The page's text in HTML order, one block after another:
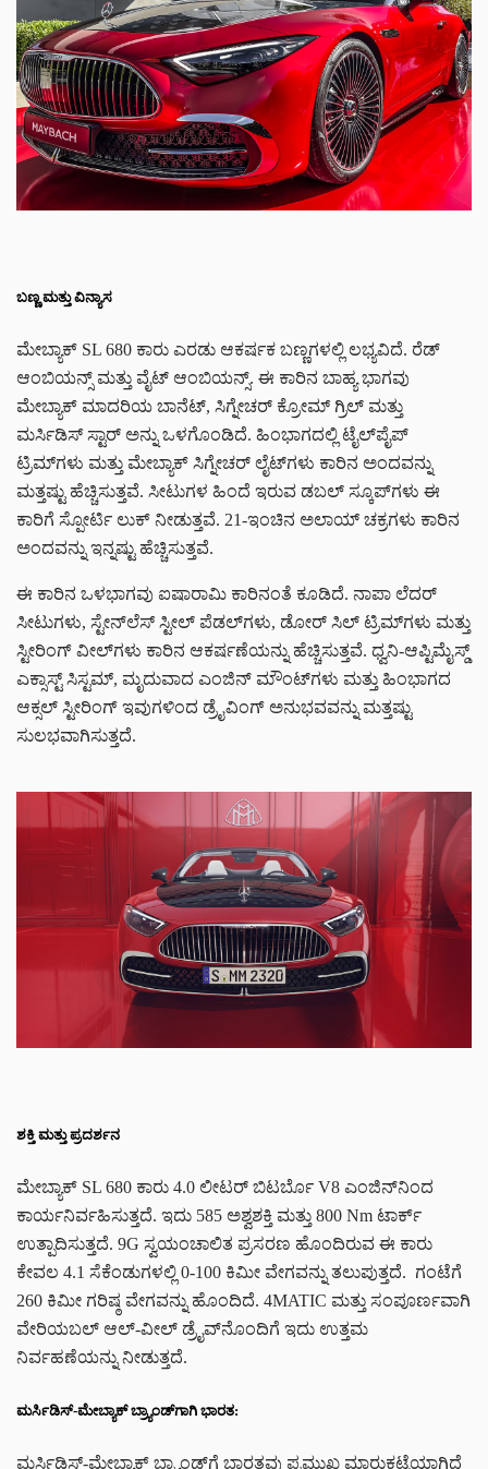
ಬಣ್ಣ ಮತ್ತು ವಿನ್ಯಾಸ
ಮೇಬ್ಯಾಕ್ SL 680 ಕಾರು ಎರಡು ಆಕರ್ಷಕ ಬಣ್ಣಗಳಲ್ಲಿ ಲಭ್ಯವಿದೆ. ರೆಡ್
ಆಂಬಿಯನ್ಸ್ ಮತ್ತು ವೈಟ್ ಆಂಬಿಯನ್ಸ್. ಈ ಕಾರಿನ ಬಾಹ್ಯ ಭಾಗವು
ಮೇಬ್ಯಾಕ್ ಮಾದರಿಯ ಬಾನೆಟ್, ಸಿಗ್ನೇಚರ್ ಕ್ರೋಮ್ ಗ್ರಿಲ್ ಮತ್ತು
ಮರ್ಸಿಡಿಸ್ ಸ್ಟಾರ್ ಅನ್ನು ಒಳಗೊಂಡಿದೆ. ಹಿಂಭಾಗದಲ್ಲಿ ಟೈಲ್‌ಪೈಪ್
ಟ್ರಿಮ್‌ಗಳು ಮತ್ತು ಮೇಬ್ಯಾಕ್ ಸಿಗ್ನೇಚರ್ ಲೈಟ್‌ಗಳು ಕಾರಿನ ಅಂದವನ್ನು
ಮತ್ತಷ್ಟು ಹೆಚ್ಚಿಸುತ್ತವೆ. ಸೀಟುಗಳ ಹಿಂದೆ ಇರುವ ಡಬಲ್ ಸ್ಕೂಪ್‌ಗಳು ಈ
ಕಾರಿಗೆ ಸ್ಪೋರ್ಟಿ ಲುಕ್ ನೀಡುತ್ತವೆ. 21-ಇಂಚಿನ ಅಲಾಯ್ ಚಕ್ರಗಳು ಕಾರಿನ
ಅಂದವನ್ನು ಇನ್ನಷ್ಟು ಹೆಚ್ಚಿಸುತ್ತವೆ.
ಈ ಕಾರಿನ ಒಳಭಾಗವು ಐಷಾರಾಮಿ ಕಾರಿನಂತೆ ಕೂಡಿದೆ. ನಾಪಾ ಲೆದರ್
ಸೀಟುಗಳು, ಸ್ಟೇನ್‌ಲೆಸ್ ಸ್ಟೀಲ್ ಪೆಡಲ್‌ಗಳು, ಡೋರ್ ಸಿಲ್ ಟ್ರಿಮ್‌ಗಳು ಮತ್ತು
ಸ್ಟೀರಿಂಗ್ ವೀಲ್‌ಗಳು ಕಾರಿನ ಆಕರ್ಷಣೆಯನ್ನು ಹೆಚ್ಚಿಸುತ್ತವೆ. ಧ್ವನಿ-ಆಪ್ಟಿಮೈಸ್ಡ್
ಎಕ್ಸಾಸ್ಟ್ ಸಿಸ್ಟಮ್, ಮೃದುವಾದ ಎಂಜಿನ್ ಮೌಂಟ್‌ಗಳು ಮತ್ತು ಹಿಂಭಾಗದ
ಆಕ್ಸಲ್ ಸ್ಟೀರಿಂಗ್ ಇವುಗಳಿಂದ ಡ್ರೈವಿಂಗ್ ಅನುಭವವನ್ನು ಮತ್ತಷ್ಟು
ಸುಲಭವಾಗಿಸುತ್ತದೆ.
ಶಕ್ತಿ ಮತ್ತು ಪ್ರದರ್ಶನ
ಮೇಬ್ಯಾಕ್ SL 680 ಕಾರು 4.0 ಲೀಟರ್ ಬಿಟರ್ಬೊ V8 ಎಂಜಿನ್‌ನಿಂದ
ಕಾರ್ಯನಿರ್ವಹಿಸುತ್ತದೆ. ಇದು 585 ಅಶ್ವಶಕ್ತಿ ಮತ್ತು 800 Nm ಟಾರ್ಕ್
ಉತ್ಪಾದಿಸುತ್ತದೆ. 9G ಸ್ವಯಂಚಾಲಿತ ಪ್ರಸರಣ ಹೊಂದಿರುವ ಈ ಕಾರು
ಕೇವಲ 4.1 ಸೆಕೆಂಡುಗಳಲ್ಲಿ 0-100 ಕಿಮೀ ವೇಗವನ್ನು ತಲುಪುತ್ತದೆ. ಗಂಟೆಗೆ
260 ಕಿಮೀ ಗರಿಷ್ಠ ವೇಗವನ್ನು ಹೊಂದಿದೆ. 4MATIC ಮತ್ತು ಸಂಪೂರ್ಣವಾಗಿ
ವೇರಿಯಬಲ್ ಆಲ್-ವೀಲ್ ಡ್ರೈವ್‌ನೊಂದಿಗೆ ಇದು ಉತ್ತಮ
ನಿರ್ವಹಣೆಯನ್ನು ನೀಡುತ್ತದೆ.
ಮರ್ಸಿಡಿಸ್-ಮೇಬ್ಯಾಕ್ ಬ್ರ್ಯಾಂಡ್‌ಗಾಗಿ ಭಾರತ:
ಮರ್ಸಿಡಿಸ್-ಮೇಬ್ಯಾಕ್ ಬ್ರ್ಯಾಂಡ್‌ಗೆ ಭಾರತವು ಪ್ರಮುಖ ಮಾರುಕಟ್ಟೆಯಾಗಿದೆ